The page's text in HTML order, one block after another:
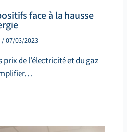
face à la hausse
/07/03/2023
prix de l’électricité et du gaz